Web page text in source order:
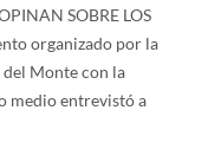
SOBRE LOS
organizado por la
Monte con la
medio entrevistó a